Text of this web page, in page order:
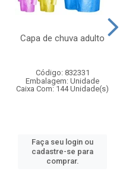
Capa de chuva adulto
Código: 832331
Embalagem: Unidade
Caixa Com: 144 Unidade(s)
Faça seu login ou
cadastre-se para
comprar.